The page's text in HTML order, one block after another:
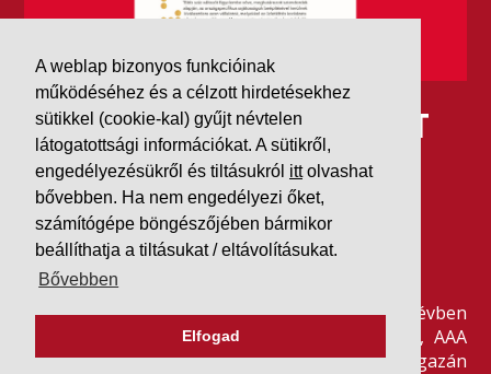
A weblap bizonyos funkcióinak
működéséhez és a célzott hirdetésekhez
sütikkel (cookie-kal) gyűjt névtelen
látogatottsági információkat. A sütikről,
engedélyezésükről és tiltásukról ittolvashat
bővebben. Ha nem engedélyezi őket,
számítógépe böngészőjében bármikor
beállíthatja a tiltásukat / eltávolításukat.
Bővebben
Elfogad
IDÉN IS AAA MINŐSÍTÉST
KAPOTT A K&V A DUN &
BRADSTREETTŐL
2026. július 21.
Szeretjük az ismétléseket: vállalatunk ebben az évben
is elnyerte a Dun & Bradstreet legmagasabb, AAA
pénzügyi minősítését, amire -valljuk be- igazán